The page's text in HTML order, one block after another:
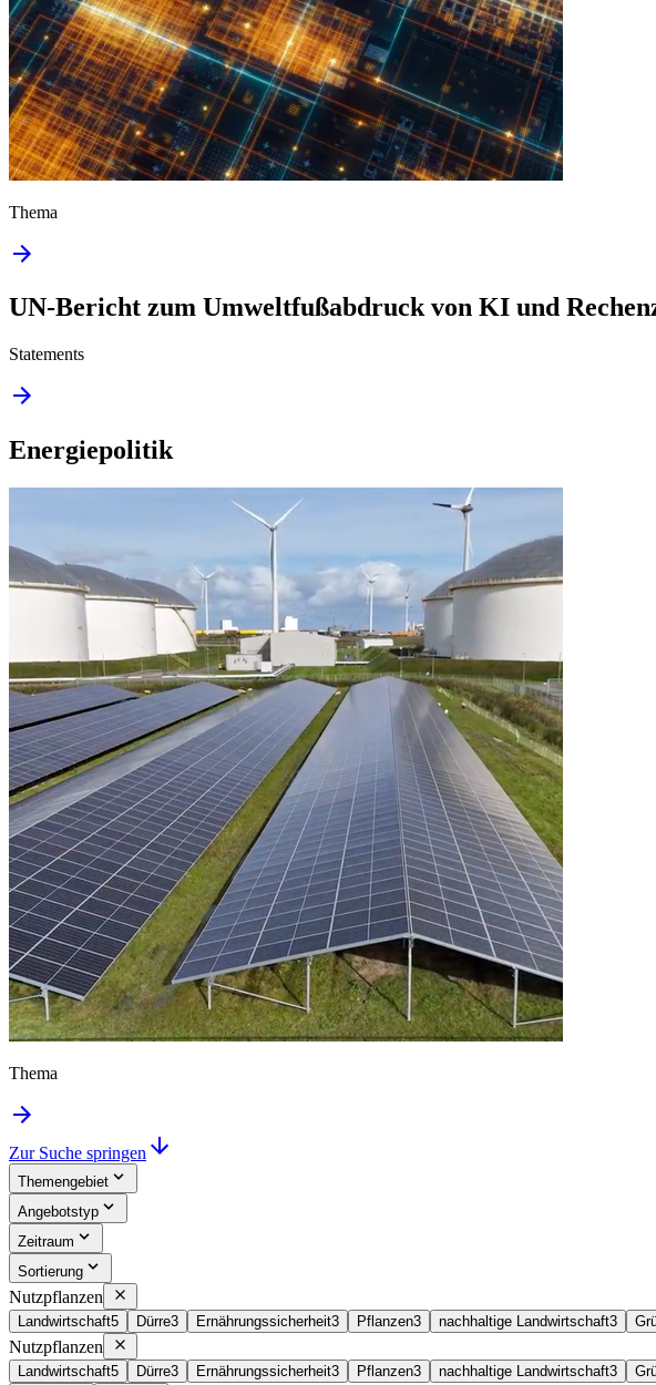
Thema
UN-Bericht zum Umweltfußabdruck von KI und
Statements
Energiepolitik
Thema
Zur Suche springen
Themengebiet
Angebotstyp
Zeitraum
Sortierung
Nutzpflanzen
Landwirtschaft5 Dürre3 Ernährungssicherheit3 Pflanzen3 nachhaltige Landwirtschaft3
Nutzpflanzen
Landwirtschaft5 Dürre3 Ernährungssicherheit3 Pflanzen3 nachhaltige Landwirtschaft3